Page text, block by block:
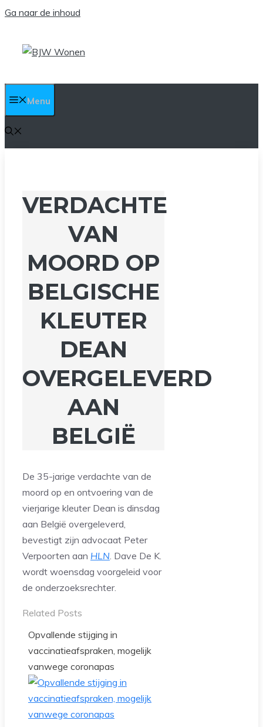
Ga naar de inhoud
Menu
VERDACHTE
VAN
MOORD OP
BELGISCHE
KLEUTER
DEAN
OVERGELEVERD
AAN
BELGIË
De 35-jarige verdachte van de
moord op en ontvoering van de
vierjarige kleuter Dean is dinsdag
aan België overgeleverd,
bevestigt zijn advocaat Peter
Verpoorten aan HLN. Dave De K.
wordt woensdag voorgeleid voor
de onderzoeksrechter.
Related Posts
Opvallende stijging in
vaccinatieafspraken, mogelijk
vanwege coronapas